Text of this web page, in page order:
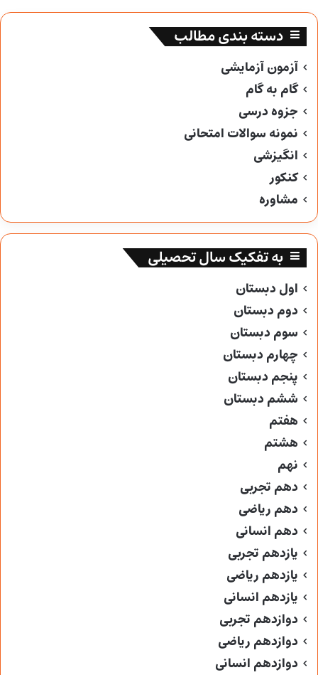
دسته بندی مطالب
آزمون آزمایشی
گام به گام
جزوه درسی
نمونه سوالات امتحانی
انگیزشی
کنکور
مشاوره
به تفکیک سال تحصیلی
اول دبستان
دوم دبستان
سوم دبستان
چهارم دبستان
پنجم دبستان
ششم دبستان
هفتم
هشتم
نهم
دهم تجربی
دهم ریاضی
دهم انسانی
یازدهم تجربی
یازدهم ریاضی
یازدهم انسانی
دوازدهم تجربی
دوازدهم ریاضی
دوازدهم انسانی